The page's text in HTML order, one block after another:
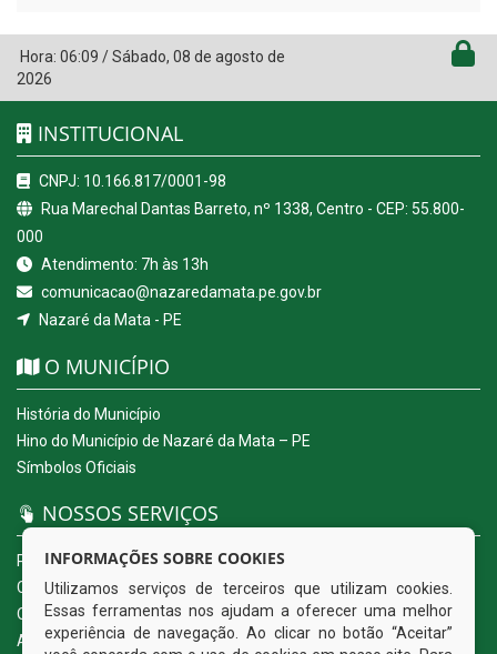
Hora: 06:09 /Sábado, 08 de agosto de
2026
INSTITUCIONAL
CNPJ: 10.166.817/0001-98
Rua Marechal Dantas Barreto, nº 1338, Centro - CEP: 55.800-
000
Atendimento: 7h às 13h
comunicacao@nazaredamata.pe.gov.br
Nazaré da Mata - PE
O MUNICÍPIO
História do Município
Hino do Município de Nazaré da Mata – PE
Símbolos Oficiais
NOSSOS SERVIÇOS
Portal da Transparência
Carta de Serviços ao Usuário
Ouvidoria Eletrônica
Acesso a Informação (eSIC)
INFORMAÇÕES SOBRE COOKIES
Utilizamos serviços de terceiros que utilizam cookies.
Essas ferramentas nos ajudam a oferecer uma melhor
experiência de navegação. Ao clicar no botão “Aceitar”